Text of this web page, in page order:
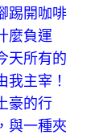
踢開咖啡
麼負運
天所有的
主宰！
豪的行
與一種夾